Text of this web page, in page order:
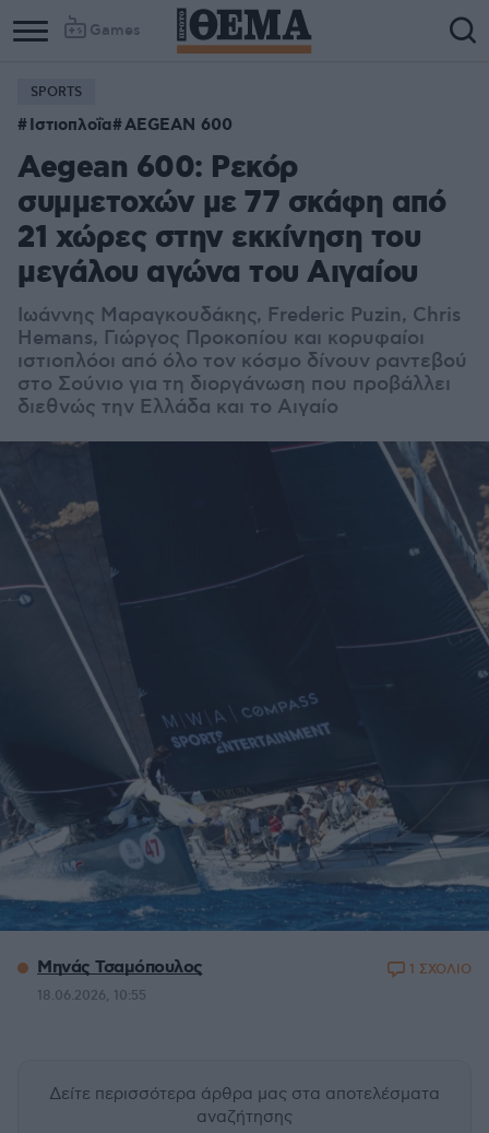
Games
SPORTS
Ιστιοπλοΐα AEGEAN 600
Aegean 600: Ρεκόρ
συμμετοχών με 77 σκάφη από
21 χώρες στην εκκίνηση του
μεγάλου αγώνα του Αιγαίου
Ιωάννης Μαραγκουδάκης, Frederic Puzin, Chris
Hemans, Γιώργος Προκοπίου και κορυφαίοι
ιστιοπλόοι από όλο τον κόσμο δίνουν ραντεβού
στο Σούνιο για τη διοργάνωση που προβάλλει
διεθνώς την Ελλάδα και το Αιγαίο
Μηνάς Τσαμόπουλος
18.06.2026, 10:55
1 ΣΧΟΛΙΟ
Δείτε περισσότερα άρθρα μας στα αποτελέσματα
αναζήτησης